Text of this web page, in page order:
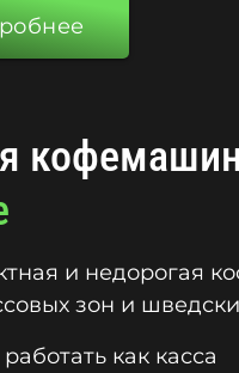
и недорогая
зон и
как касса